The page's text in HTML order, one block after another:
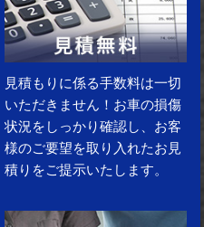
見積もりに係る手数料は一切
いただきません！お車の損傷
状況をしっかり確認し、お客
様のご要望を取り入れたお見
積りをご提示いたします。